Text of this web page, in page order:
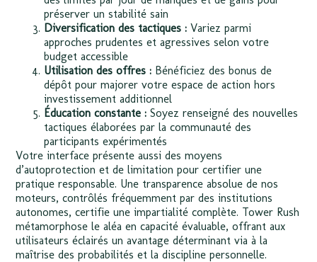
préserver un stabilité sain
Diversification des tactiques : Variez parmi
approches prudentes et agressives selon votre
budget accessible
Utilisation des offres : Bénéficiez des bonus de
dépôt pour majorer votre espace de action hors
investissement additionnel
Éducation constante : Soyez renseigné des nouvelles
tactiques élaborées par la communauté des
participants expérimentés
Votre interface présente aussi des moyens
d’autoprotection et de limitation pour certifier une
pratique responsable. Une transparence absolue de nos
moteurs, contrôlés fréquemment par des institutions
autonomes, certifie une impartialité complète. Tower Rush
métamorphose le aléa en capacité évaluable, offrant aux
utilisateurs éclairés un avantage déterminant via à la
maîtrise des probabilités et la discipline personnelle.